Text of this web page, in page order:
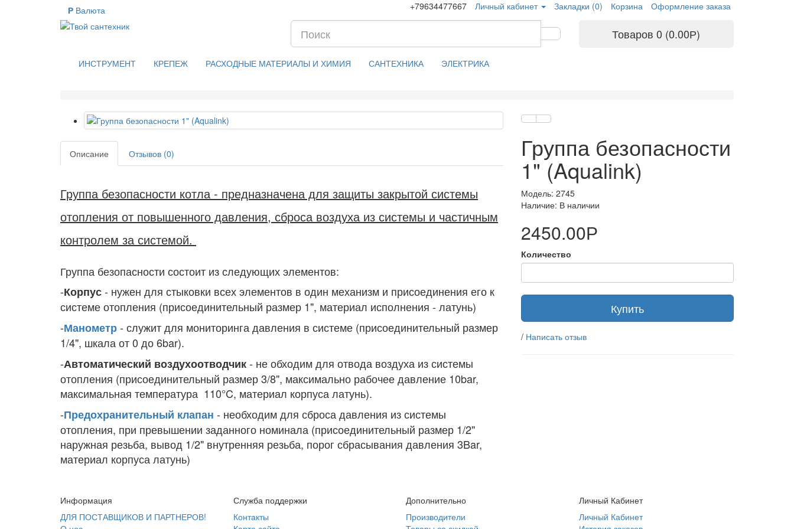
Р Валюта +79634477667 Личный кабинет Закладки (0) Корзина Оформление заказа
Товаров 0 (0.00Р)
ИНСТРУМЕНТ КРЕПЕЖ РАСХОДНЫЕ МАТЕРИАЛЫ И ХИМИЯ САНТЕХНИКА ЭЛЕКТРИКА
Описание Отзывов (0)
Группа безопасности котла - предназначена для защиты закрытой системы
отопления от повышенного давления, сброса воздуха из системы и частичным
контролем за системой.
Группа безопасности состоит из следующих элементов:
-Корпус- нужен для стыковки всех элементов в один механизм и присоединения его к
системе отопления (присоединительный размер 1", материал исполнения - латунь)
-Манометр- служит для мониторинга давления в системе (присоединительный размер
1/4", шкала от 0 до 6bar).
-Автоматический воздухоотводчик- не обходим для отвода воздуха из системы
отопления (присоединительный размер 3/8", максимально рабочее давление 10bar,
максимальная температура 110°C, материал корпуса латунь).
-Предохранительный клапан - необходим для сброса давления из системы
отопления, при превышении заданного номинала (присоединительный размер 1/2"
наружная резьба, вывод 1/2" внутренняя резьба, порог сбрасывания давления 3Bar,
материал корпуса латунь)
Группа безопасности
1" (Aqualink)
Модель: 2745
Наличие: В наличии
2450.00Р
Количество
Купить
/ Написать отзыв
Информация
ДЛЯ ПОСТАВЩИКОВ И ПАРТНЕРОВ!
Служба поддержки
Контакты
Дополнительно
Производители
Личный Кабинет
Личный Кабинет